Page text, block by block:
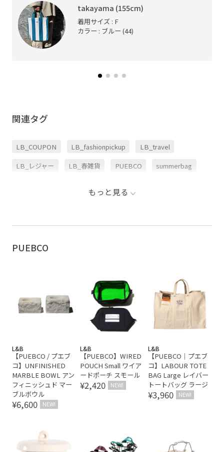
takayama (155cm)
着用サイズ : F
カラー : ブルー (44)
関連タグ
LB_COUPON LB_fashionpickup LB_travel
LB_レジャー LB_春雑貨 PUEBCO summerbag
リサイクル素材 夏バッグ
もっと見る
PUEBCO
L&B
【PUEBCO / プエブ
コ】UNFINISHED
MARBLE BOWL アン
フィニッシュド マー
ブルボウル
¥6,600 NEW!
L&B
【PUEBCO】WIRED
POUCH Small ワイア
ードポーチ スモール
¥2,420 NEW!
L&B
【PUEBCO｜プエブ
コ】LABOUR TOTE
BAG Large レイバー
トートバッグ ラージ
¥3,960 NEW!